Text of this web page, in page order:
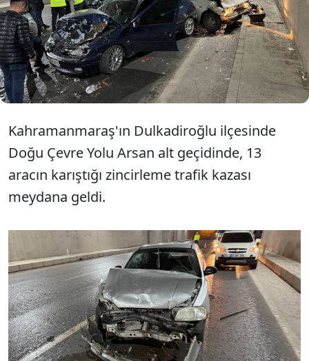
karıştığı zincirleme trafik kazası
meydana geldi.
Kahramanmaraş'ın Dulkadiroğlu ilçesinde
Doğu Çevre Yolu Arsan alt geçidinde, 13
aracın karıştığı zincirleme trafik kazası
meydana geldi.